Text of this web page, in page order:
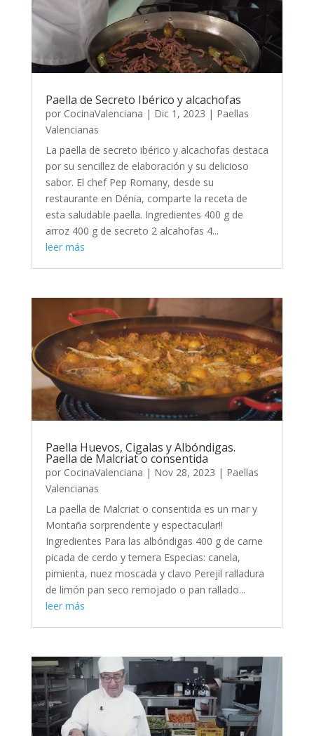
Paella de Secreto Ibérico y alcachofas
por CocinaValenciana | Dic 1, 2023 | Paellas
Valencianas
La paella de secreto ibérico y alcachofas destaca
por su sencillez de elaboración y su delicioso
sabor. El chef Pep Romany, desde su
restaurante en Dénia, comparte la receta de
esta saludable paella. Ingredientes 400 g de
arroz 400 g de secreto 2 alcahofas 4...
leer más
Paella Huevos, Cigalas y Albóndigas.
Paella de Malcriat o consentida
por CocinaValenciana | Nov 28, 2023 | Paellas
Valencianas
La paella de Malcriat o consentida es un mar y
Montaña sorprendente y espectacular!!
Ingredientes Para las albóndigas 400 g de carne
picada de cerdo y ternera Especias: canela,
pimienta, nuez moscada y clavo Perejil ralladura
de limón pan seco remojado o pan rallado...
leer más